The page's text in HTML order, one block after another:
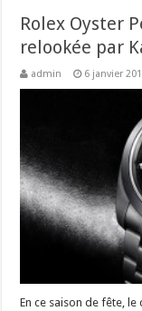
Rolex Oyster
relookée par
admin 6 janvier
En ce saison de fête,